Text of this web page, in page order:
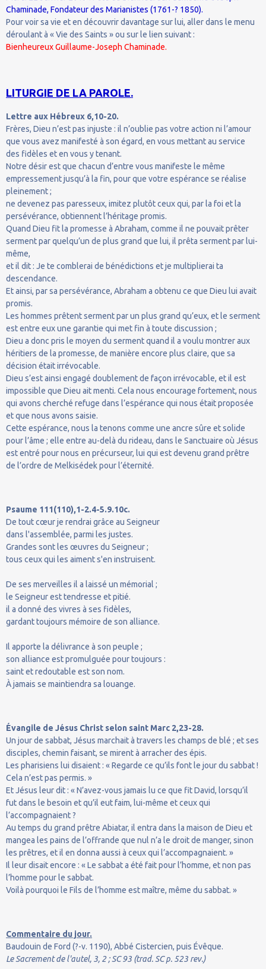
Chaminade, Fondateur des Marianistes (1761-? 1850).
Pour voir sa vie et en découvrir davantage sur lui, aller dans le menu
déroulant à « Vie des Saints » ou sur le lien suivant :
Bienheureux Guillaume-Joseph Chaminade.
LITURGIE DE LA PAROLE.
Lettre aux Hébreux 6,10-20.
Frères, Dieu n’est pas injuste : il n’oublie pas votre action ni l’amour
que vous avez manifesté à son égard, en vous mettant au service
des fidèles et en vous y tenant.
Notre désir est que chacun d’entre vous manifeste le même
empressement jusqu’à la fin, pour que votre espérance se réalise
pleinement ;
ne devenez pas paresseux, imitez plutôt ceux qui, par la foi et la
persévérance, obtiennent l’héritage promis.
Quand Dieu fit la promesse à Abraham, comme il ne pouvait prêter
serment par quelqu’un de plus grand que lui, il prêta serment par lui-
même,
et il dit : Je te comblerai de bénédictions et je multiplierai ta
descendance.
Et ainsi, par sa persévérance, Abraham a obtenu ce que Dieu lui avait
promis.
Les hommes prêtent serment par un plus grand qu’eux, et le serment
est entre eux une garantie qui met fin à toute discussion ;
Dieu a donc pris le moyen du serment quand il a voulu montrer aux
héritiers de la promesse, de manière encore plus claire, que sa
décision était irrévocable.
Dieu s’est ainsi engagé doublement de façon irrévocable, et il est
impossible que Dieu ait menti. Cela nous encourage fortement, nous
qui avons cherché refuge dans l’espérance qui nous était proposée
et que nous avons saisie.
Cette espérance, nous la tenons comme une ancre sûre et solide
pour l’âme ; elle entre au-delà du rideau, dans le Sanctuaire où Jésus
est entré pour nous en précurseur, lui qui est devenu grand prêtre
de l’ordre de Melkisédek pour l’éternité.
Psaume 111(110),1-2.4-5.9.10c.
De tout cœur je rendrai grâce au Seigneur
dans l'assemblée, parmi les justes.
Grandes sont les œuvres du Seigneur ;
tous ceux qui les aiment s'en instruisent.
De ses merveilles il a laissé un mémorial ;
le Seigneur est tendresse et pitié.
il a donné des vivres à ses fidèles,
gardant toujours mémoire de son alliance.
Il apporte la délivrance à son peuple ;
son alliance est promulguée pour toujours :
saint et redoutable est son nom.
À jamais se maintiendra sa louange.
Évangile de Jésus Christ selon saint Marc 2,23-28.
Un jour de sabbat, Jésus marchait à travers les champs de blé ; et ses
disciples, chemin faisant, se mirent à arracher des épis.
Les pharisiens lui disaient : « Regarde ce qu’ils font le jour du sabbat !
Cela n’est pas permis. »
Et Jésus leur dit : « N’avez-vous jamais lu ce que fit David, lorsqu’il
fut dans le besoin et qu’il eut faim, lui-même et ceux qui
l’accompagnaient ?
Au temps du grand prêtre Abiatar, il entra dans la maison de Dieu et
mangea les pains de l’offrande que nul n’a le droit de manger, sinon
les prêtres, et il en donna aussi à ceux qui l’accompagnaient. »
Il leur disait encore : « Le sabbat a été fait pour l’homme, et non pas
l’homme pour le sabbat.
Voilà pourquoi le Fils de l’homme est maître, même du sabbat. »
Commentaire du jour.
Baudouin de Ford (?-v. 1190), Abbé Cistercien, puis Évêque.
Le Sacrement de l'autel, 3, 2 ; SC 93 (trad. SC p. 523 rev.)